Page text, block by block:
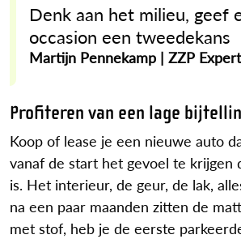
Denk aan het milieu, geef
occasion een tweedekans
Martijn Pennekamp | ZZP Expert
Profiteren van een lage
Koop of lease je een nieuwe auto
vanaf de start het gevoel te krijgen
is. Het interieur, de geur, de lak,
na een paar maanden zitten de
met stof, heb je de eerste